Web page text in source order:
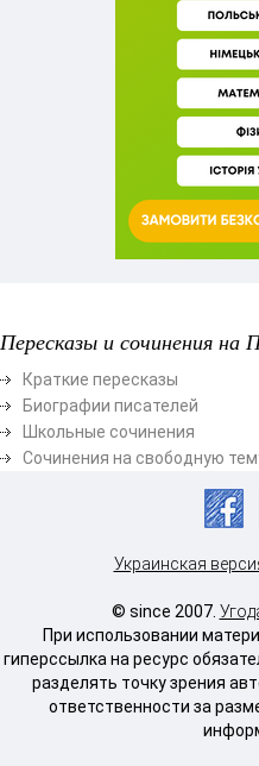
Пересказы и сочинения на
Краткие пересказы
Биографии писателей
Школьные сочинения
Сочинения на свободную
Украинская
© since 2007.
При использовании
гиперссылка на ресурс
разделять точку зрения
ответственности за